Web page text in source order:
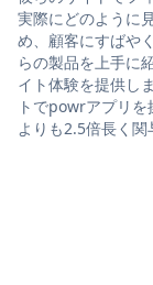
実際にどのように
め、顧客にすばや
らの製品を上手に
イト体験を提供し
トでpowrアプリ
よりも2.5倍長く関